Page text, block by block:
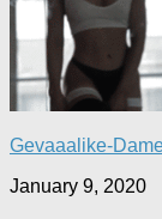
Gevaaalike-
January 9, 2020